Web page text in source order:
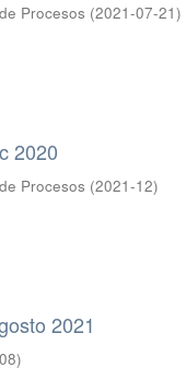
Procesos (2021-07-21)
2020
Procesos (2021-12)
2021
)